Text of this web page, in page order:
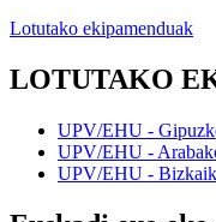
Lotutako ekipamenduak
LOTUTAKO
UPV/EHU -
UPV/EHU -
UPV/EHU -